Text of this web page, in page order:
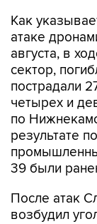
Как
атаке
августа, в
сектор,
пострадали
четырех и
по
результате
39 были
После атак
возбудил